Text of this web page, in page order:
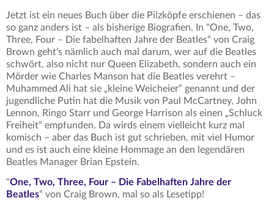
Jetzt ist ein neues Buch über die Pilzköpfe erschienen – das
so ganz anders ist – als bisherige Biografien. In "One, Two,
Three, Four – Die fabelhaften Jahre der Beatles“ von Craig
Brown geht’s nämlich auch mal darum, wer auf die Beatles
schwört, also nicht nur Queen Elizabeth, sondern auch ein
Mörder wie Charles Manson hat die Beatles verehrt –
Muhammed Ali hat sie „kleine Weicheier“ genannt und der
jugendliche Putin hat die Musik von Paul McCartney, John
Lennon, Ringo Starr und George Harrison als einen „Schluck
Freiheit“ empfunden. Da wirds einem vielleicht kurz mal
komisch – aber das Buch ist gut schrieben, mit viel Humor
und es ist auch eine kleine Hommage an den legendären
Beatles Manager Brian Epstein.
"One, Two, Three, Four – Die Fabelhaften Jahre der
Beatles“ von Craig Brown, mal so als Lesetipp!